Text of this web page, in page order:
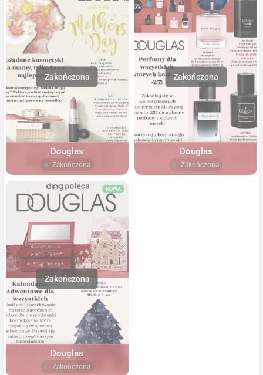
Douglas
Zakończona
Douglas
Zakończona
NOWA
Douglas
Zakończona